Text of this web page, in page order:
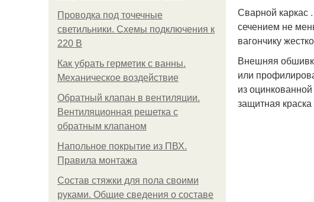
Проводка под точечные
светильники. Схемы подключения к
220 В
Как убрать герметик с ванны.
Механическое воздействие
Обратный клапан в вентиляции.
Вентиляционная решетка с
обратным клапаном
Напольное покрытие из ПВХ.
Правила монтажа
Состав стяжки для пола своими
руками. Общие сведения о составе
Сварной каркас
сечением не
вагончику
Внешняя
или
из
защитная